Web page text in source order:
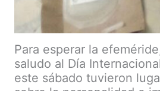
Para esperar la
saludo al Día
este sábado tuvieron